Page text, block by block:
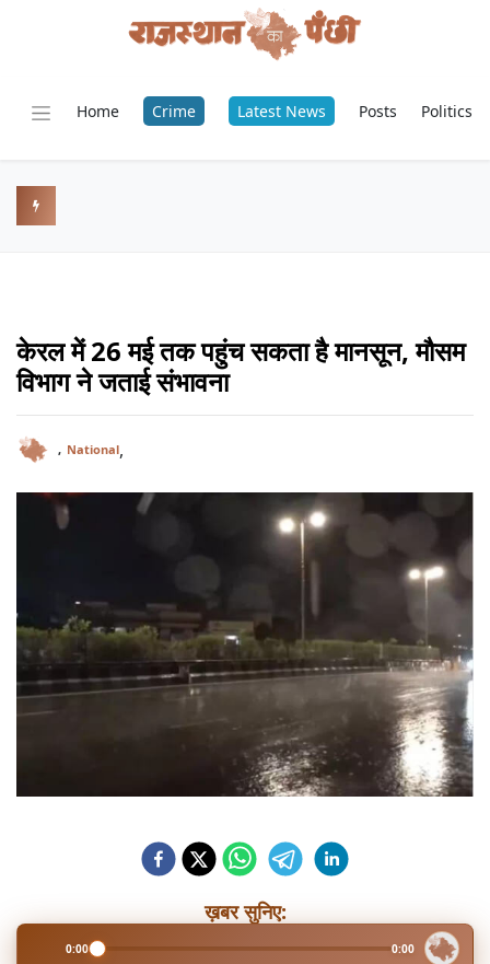
Home Crime Latest News Posts Politics
केरल में 26 मई तक पहुंच सकता है मानसून, मौसम
विभाग ने जताई संभावना
, National,
ख़बर सुनिए:
0:00 0:00